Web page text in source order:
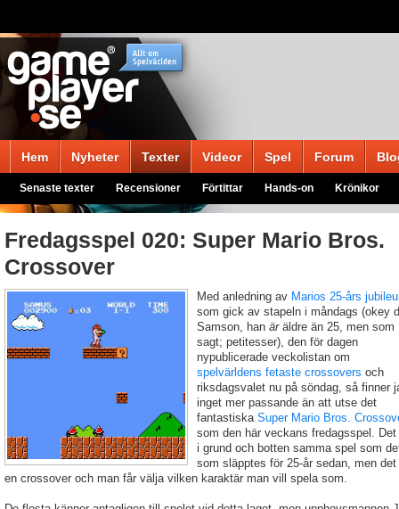
Hem Nyheter Texter Videor Spel Forum
Senaste texter Recensioner Förtittar Hands-on Krönikor
Fredagsspel 020: Super Mario Bros.
Crossover
Med anledning av Marios 25-års
som gick av stapeln i måndags (okey
Samson, han äräldre än 25, men som
sagt; petitesser), den för dagen
nypublicerade veckolistan om
spelvärldens fetaste crossovers och
riksdagsvalet nu på söndag, så finner
inget mer passande än att utse det
fantastiska Super Mario Bros.
som den här veckans fredagsspel. Det
i grund och botten samma spel som
som släpptes för 25-år sedan, men det
en crossover och man får välja vilken karaktär man vill spela som.